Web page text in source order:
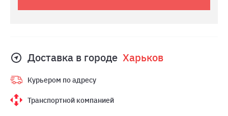
Доставка в городе Харьков
Курьером по адресу
Транспортной компанией